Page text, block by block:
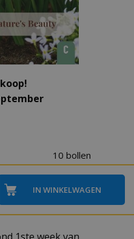
10 bollen